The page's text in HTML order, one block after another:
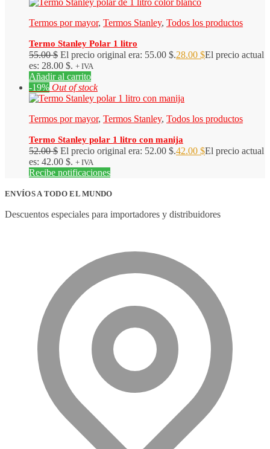
Termos por mayor, Termos Stanley, Todos los productos
Termo Stanley Polar 1 litro
55.00$ El precio original era: 55.00 $.28.00 $El precio actual
es: 28.00 $. + IVA
Añadir al carrito
-19% Out of stock
Termos por mayor, Termos Stanley, Todos los productos
Termo Stanley polar 1 litro con manija
52.00$ El precio original era: 52.00 $.42.00 $El precio actual
es: 42.00 $. + IVA
Recibe notificaciones
ENVÍOS A TODO EL MUNDO
Descuentos especiales para importadores y distribuidores